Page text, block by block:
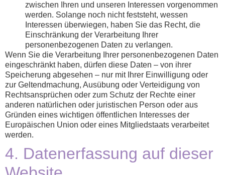
zwischen Ihren und unseren Interessen vorgenommen
werden. Solange noch nicht feststeht, wessen
Interessen überwiegen, haben Sie das Recht, die
Einschränkung der Verarbeitung Ihrer
personenbezogenen Daten zu verlangen.
Wenn Sie die Verarbeitung Ihrer personenbezogenen Daten
eingeschränkt haben, dürfen diese Daten – von ihrer
Speicherung abgesehen – nur mit Ihrer Einwilligung oder
zur Geltendmachung, Ausübung oder Verteidigung von
Rechtsansprüchen oder zum Schutz der Rechte einer
anderen natürlichen oder juristischen Person oder aus
Gründen eines wichtigen öffentlichen Interesses der
Europäischen Union oder eines Mitgliedstaats verarbeitet
werden.
4. Datenerfassung auf dieser